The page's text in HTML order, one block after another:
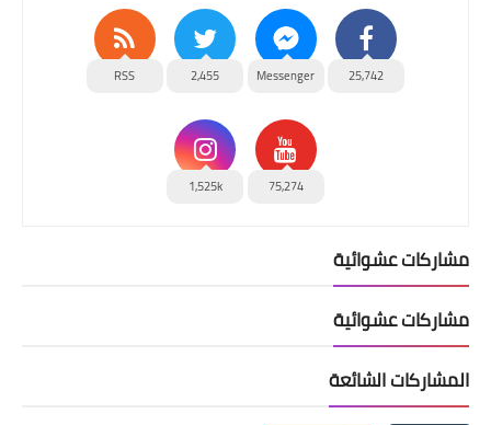
25,742
Messenger
2,455
RSS
75,274
1,525k
مشاركات عشوائية
مشاركات عشوائية
المشاركات الشائعة